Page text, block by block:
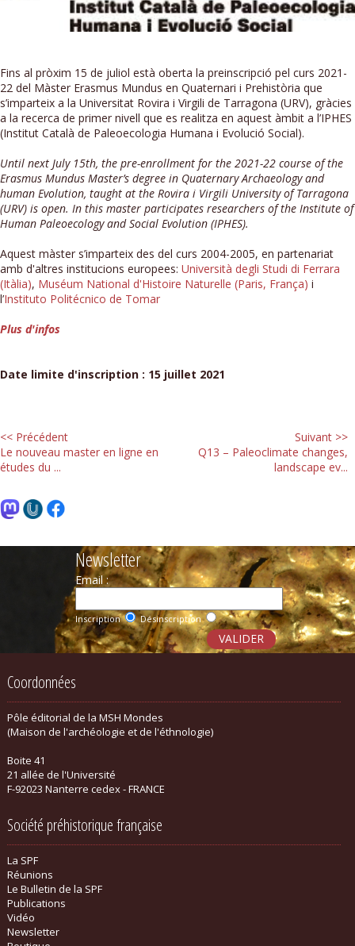
Fins al pròxim 15 de juliol està oberta la preinscripció pel curs 2021-
22 del Màster Erasmus Mundus en Quaternari i Prehistòria que
s’imparteix a la Universitat Rovira i Virgili de Tarragona (URV), gràcies
a la recerca de primer nivell que es realitza en aquest àmbit a l’IPHES
(Institut Català de Paleoecologia Humana i Evolució Social).
Until next July 15th, the pre-enrollment for the 2021-22 course of the
Erasmus Mundus Master’s degree in Quaternary Archaeology and
human Evolution, taught at the Rovira i Virgili University of Tarragona
(URV) is open. In this master participates researchers of the Institute of
Human Paleoecology and Social Evolution (IPHES).
Aquest màster s’imparteix des del curs 2004-2005, en partenariat
amb d'altres institucions europees: Università degli Studi di Ferrara
(Itàlia), Muséum National d'Histoire Naturelle (Paris, França) i
l’Instituto Politécnico de Tomar
Plus d'infos
Date limite d'inscription : 15 juillet 2021
<< Précédent
Le nouveau master en ligne en
études du ...
Suivant >>
Q13 – Paleoclimate changes,
landscape ev...
Newsletter
Email :
Inscription Désinscription
Coordonnées
Pôle éditorial de la MSH Mondes
(Maison de l'archéologie et de l'éthnologie)
Boite 41
21 allée de l'Université
F-92023 Nanterre cedex - FRANCE
Société préhistorique française
La SPF
Réunions
Le Bulletin de la SPF
Publications
Vidéo
Newsletter